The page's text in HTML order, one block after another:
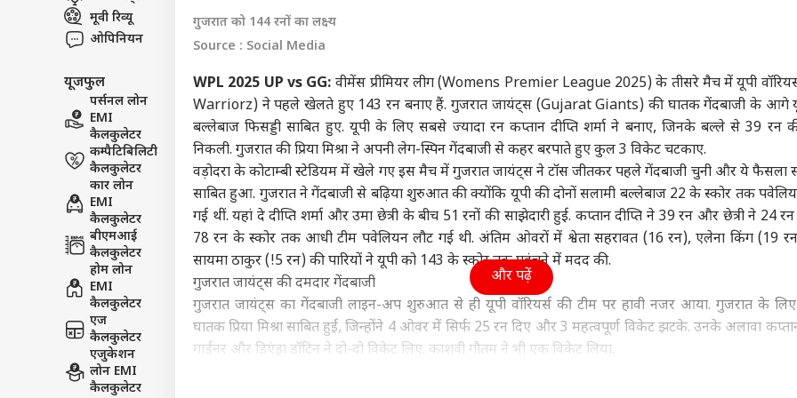
मूवी रिव्यू
ओपिनियन
यूजफुल
पर्सनल लोन
EMI
कैलकुलेटर
कम्पैटिबिलिटी
कैलकुलेटर
कार लोन
EMI
कैलकुलेटर
बीएमआई
कैलकुलेटर
होम लोन
EMI
कैलकुलेटर
एज
कैलकुलेटर
एजुकेशन
लोन EMI
कैलकुलेटर
गुजरात को 144 रनों का लक्ष्य
Source : Social Media
WPL 2025 UP vs GG: वीमेंस प्रीमियर लीग (Womens Premier League 2025) के तीसरे मैच में यूपी
Warriorz) ने पहले खेलते हुए 143 रन बनाए हैं. गुजरात जायंट्स (Gujarat Giants) की घातक गेंदबाजी के आगे
बल्लेबाज फिसड्डी साबित हुए. यूपी के लिए सबसे ज्यादा रन कप्तान दीप्ति शर्मा ने बनाए, जिनके बल्ले से 39 रन
निकली. गुजरात की प्रिया मिश्रा ने अपनी लेग-स्पिन गेंदबाजी से कहर बरपाते हुए कुल 3 विकेट चटकाए.
वड़ोदरा के कोटाम्बी स्टेडियम में खेले गए इस मैच में गुजरात जायंट्स ने टॉस जीतकर पहले गेंदबाजी चुनी और ये फैसला
साबित हुआ. गुजरात ने गेंदबाजी से बढ़िया शुरुआत की क्योंकि यूपी की दोनों सलामी बल्लेबाज 22 के स्कोर तक
गई थीं. यहां दे दीप्ति शर्मा और उमा छेत्री के बीच 51 रनों की साझेदारी हुई. कप्तान दीप्ति ने 39 रन और छेत्री ने 24 रन
78 रन के स्कोर तक आधी टीम पवेलियन लौट गई थी. अंतिम ओवरों में श्वेता सहरावत (16 रन), एलेना किंग (19
सायमा ठाकुर (!5 रन) की पारियों ने यूपी को 143 के स्कोर तक पहुंचने में मदद की.
गुजरात जायंट्स की दमदार गेंदबाजी
गुजरात जायंट्स का गेंदबाजी लाइन-अप शुरुआत से ही यूपी वॉरियर्स की टीम पर हावी नजर आया. गुजरात के
घातक प्रिया मिश्रा साबित हुईं, जिन्होंने 4 ओवर में सिर्फ 25 रन दिए और 3 महत्वपूर्ण विकेट झटके. उनके अलावा
गार्डनर और डिएंड्रा डॉटिन ने दो-दो विकेट लिए. काशवी गौतम ने भी एक विकेट लिया.
और पढ़ें
एडवर्टाइज विथ अस
कॉन्टैक्ट अस
सेंड फीडबैक
अबाउट अस
करियर्स
LOGIN
राज्यसभा में किस बात पर
किरेन रिजिजू से भिड़ गए
खरगे, बोले- 'ये मेरा
अधिकार...'
अरविंद केजरीवाल का
इंस्टाग्राम भी ब्लॉक! AAP
चीफ बोले- 'मोदी सरकार के
सामने घुटने न टेके META'
सुप्रीम कोर्ट से आसाराम बापू
को झटका, नहीं मिली
अंतरिम जमानत
बड़ी
बॉलीवुड
दीपिका पादुकोण के
मैटरनिटी ब्रेक से नहीं रुकेगी
Raaka की शूटिंग, जानें
मेकर्स का मास्टर प्लान
इंडिया
Gen Z पर प्रशांत किशोर
की भविष्यवाणी, 'सरकार
को पता है कि...'
इंडिया
बोले- 'रिश्ता पूरी तरह...'